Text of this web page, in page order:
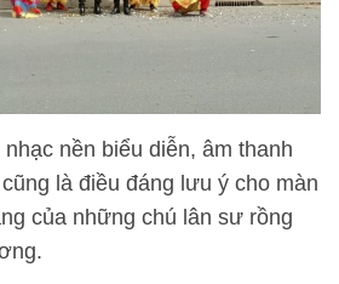
nền biểu diễn, âm thanh
là điều đáng lưu ý cho màn
của những chú lân sư rồng